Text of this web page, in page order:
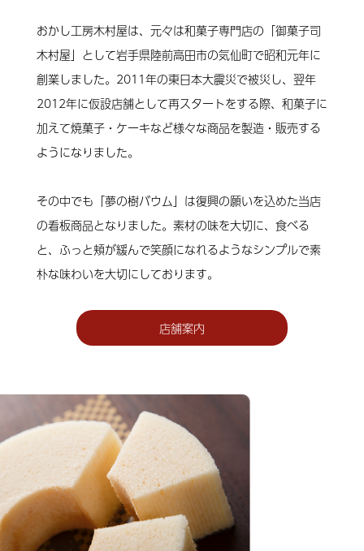
おかし工房木村屋は、元々は和菓子専門店の「御菓子司
木村屋」として岩手県陸前高田市の気仙町で昭和元年に
創業しました。2011年の東日本大震災で被災し、翌年
2012年に仮設店舗として再スタートをする際、和菓子に
加えて焼菓子・ケーキなど様々な商品を製造・販売する
ようになりました。
その中でも「夢の樹バウム」は復興の願いを込めた当店
の看板商品となりました。素材の味を大切に、食べる
と、ふっと頬が緩んで笑顔になれるようなシンプルで素
朴な味わいを大切にしております。
店舗案内